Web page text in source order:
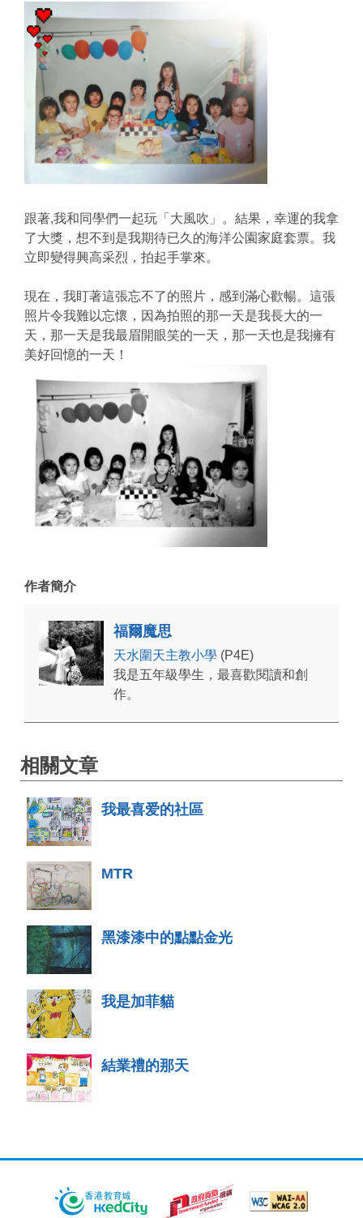
跟著,我和同學們一起玩「大風吹」。結果，幸運的我拿
了大獎，想不到是我期待已久的海洋公園家庭套票。我
立即變得興高采烈，拍起手掌來。
現在，我盯著這張忘不了的照片，感到滿心歡暢。這張
照片令我難以忘懷，因為拍照的那一天是我長大的一
天，那一天是我最眉開眼笑的一天，那一天也是我擁有
美好回憶的一天！
作者簡介
福爾魔思
天水圍天主教小學 (P4E)
我是五年級學生，最喜歡閱讀和創
作。
相關文章
我最喜爱的社區
MTR
黑漆漆中的點點金光
我是加菲貓
結業禮的那天